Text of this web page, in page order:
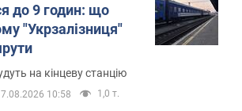
до 9 годин: що
"Укрзалізниця"
на кінцеву станцію
7.08.2026 10:58 1,0 т.